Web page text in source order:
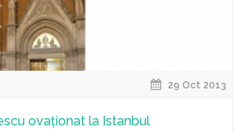
29 Oct 2013
ovaționat la Istanbul